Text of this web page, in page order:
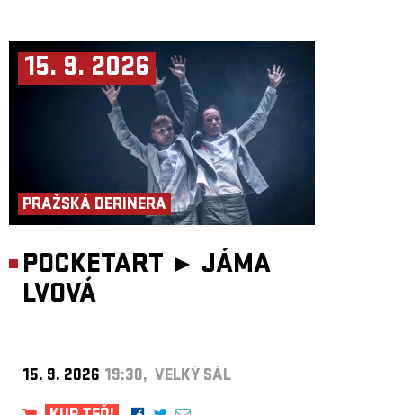
15. 9. 2026
PRAŽSKÁ DERINERA
POCKETART ► JÁMA
LVOVÁ
15. 9. 2026 19:30, VELKÝ SÁL